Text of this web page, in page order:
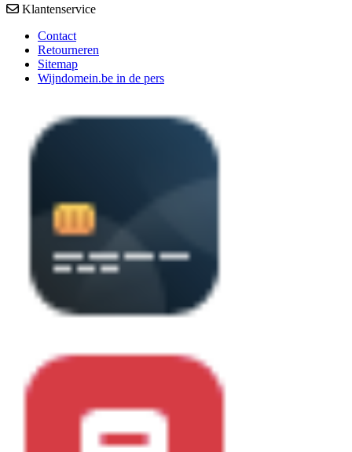
Klantenservice
Contact
Retourneren
Sitemap
Wijndomein.be in de pers